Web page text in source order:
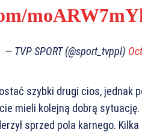
— TVP SPORT (@sport_tvppl)
szybki drugi cios, jednak
mieli kolejną dobrą
sprzed pola karnego.